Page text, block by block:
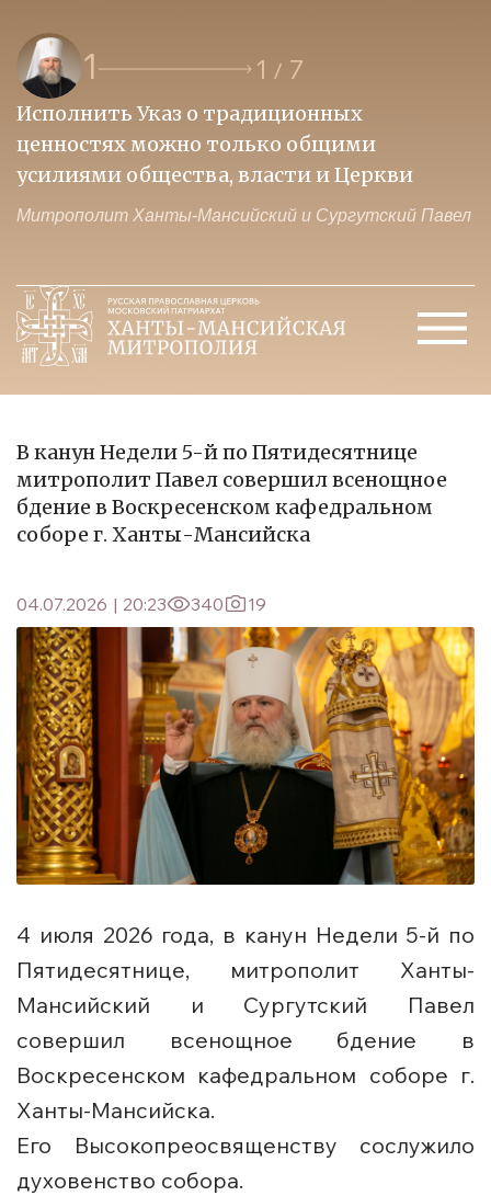
1 1 / 7
Исполнить Указ о традиционных
ценностях можно только общими
усилиями общества, власти и Церкви
Митрополит Ханты-Мансийский и Сургутский Павел
В канун Недели 5-й по Пятидесятнице
митрополит Павел совершил всенощное
бдение в Воскресенском кафедральном
соборе г. Ханты-Мансийска
04.07.2026 | 20:23 340 19
4 июля 2026 года, в канун Недели 5-й по
Пятидесятнице, митрополит Ханты-
Мансийский и Сургутский Павел
совершил всенощное бдение в
Воскресенском кафедральном соборе г.
Ханты-Мансийска.
Его Высокопреосвященству сослужило
духовенство собора.